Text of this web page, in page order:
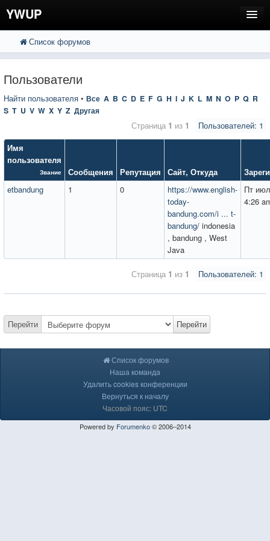
YWUP
FAQ
Вход
Список форумов
Пользователи
Найти пользователя • Все A B C D E F G H I J K L M N O P Q R
S T U V W X Y Z Другая
Пользователей: 1
Страница 1 из 1
Имя
пользователя
Звание Сообщения Репутация Сайт, Откуда
etbandung
1 0
https://www.english-
today-
bandung.com/i ... t-
bandung/ indonesia
, bandung , West
Java
Пт
4:26
Пользователей: 1
Страница 1 из 1
Перейти Перейти
Список форумов
Наша команда
Удалить cookies конференции
Вернуться к началу
Часовой пояс: UTC
Powered by Forumenko© 2006–2014